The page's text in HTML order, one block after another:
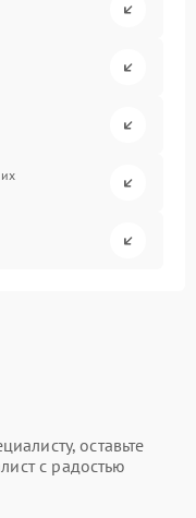
оставьте
с радостью